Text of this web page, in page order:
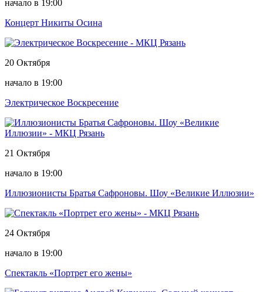
начало в 19:00
Концерт Никиты Осина
20 Октября
начало в 19:00
Электрическое Воскресение
21 Октября
начало в 19:00
Иллюзионисты Братья Сафроновы. Шоу «Великие Иллюзии»
24 Октября
начало в 19:00
Спектакль «Портрет его жены»